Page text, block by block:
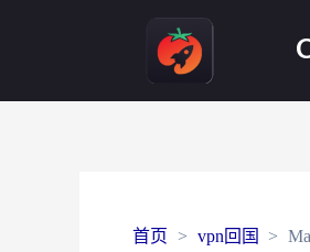
首页 vpn回国